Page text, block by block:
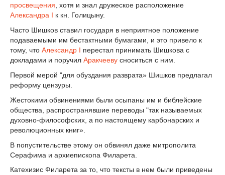
просвещения, хотя и знал дружеское расположение
Александра I к кн. Голицыну.
Часто Шишков ставил государя в неприятное положение
подаваемыми им бестактными бумагами, и это привело к
тому, что Александр I перестал принимать Шишкова с
докладами и поручил Аракчееву сноситься с ним.
Первой мерой "для обуздания разврата» Шишков предлагал
реформу цензуры.
Жестокими обвинениями были осыпаны им и библейские
общества, распространявшие переводы "так называемых
духовно-философских, а по настоящему карбонарских и
революционных книг».
В попустительстве этому он обвинял даже митрополита
Серафима и архиепископа Филарета.
Катехизис Филарета за то, что тексты в нем были приведены